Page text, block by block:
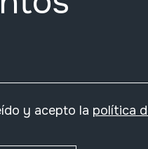
y acepto la política